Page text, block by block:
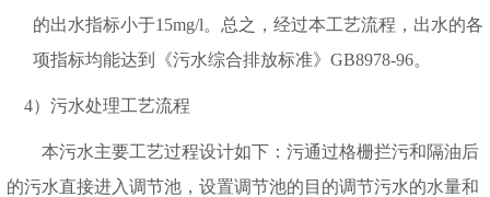
的出水指标小于15mg/l。总之，经过本工艺流程，出水的各
项指标均能达到《污水综合排放标准》 GB8978-96。
4）污水处理工艺流程
本污水主要工艺过程设计如下：污通过格栅拦污和隔油后
的污水直接进入调节池，设置调节池的目的调节污水的水量和